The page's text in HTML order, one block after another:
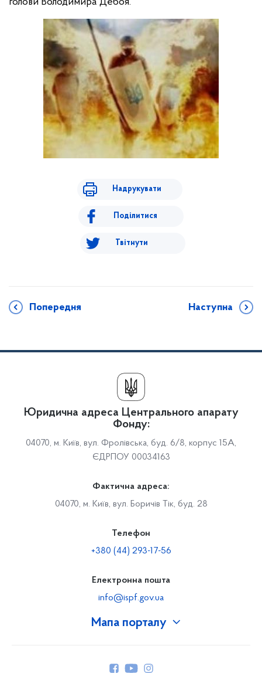
Надрукувати
Поділитися
Твітнути
Попередня Наступна
Мапа порталу
Юридична адреса Центрального апарату
Фонду:
04070, м. Київ, вул. Фролівська, буд. 6/8, корпус 15А,
ЄДРПОУ 00034163
Фактична адреса:
04070, м. Київ, вул. Боричів Тік, буд. 28
Телефон
+380 (44) 293-17-56
Електронна пошта
info@ispf.gov.ua